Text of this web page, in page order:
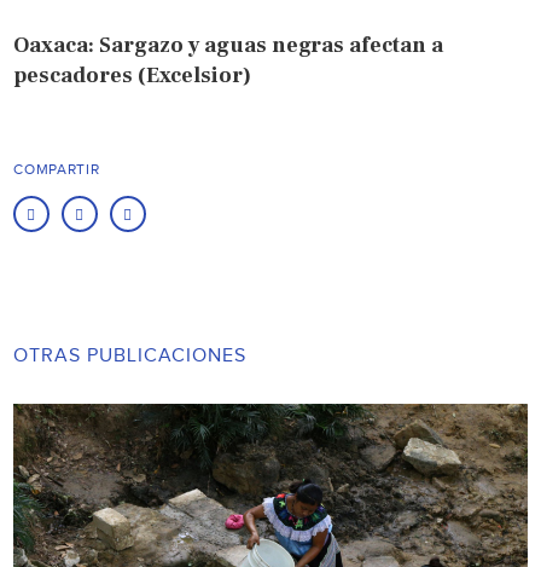
Oaxaca: Sargazo y aguas negras afectan a
pescadores (Excelsior)
COMPARTIR
OTRAS PUBLICACIONES